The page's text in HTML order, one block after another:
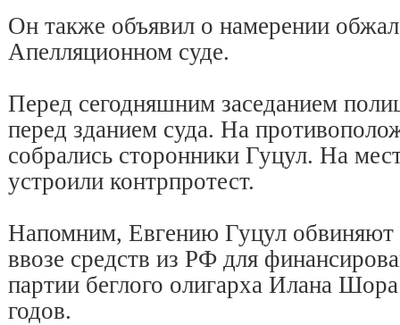
Он также объявил о намерении
Апелляционном суде.
Перед сегодняшним заседанием
перед зданием суда. На
собрались сторонники Гуцул. На
устроили контрпротест.
Напомним, Евгению Гуцул обвиняют
ввозе средств из РФ для
партии беглого олигарха Илана
годов.